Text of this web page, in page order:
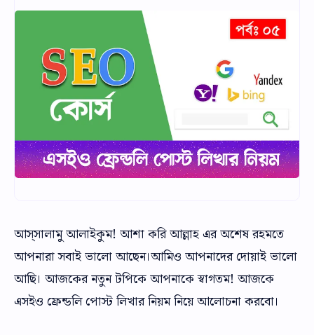
আস্‌সালামু আলাইকুম! আশা করি আল্লাহ এর অশেষ রহমতে
আপনারা সবাই ভালো আছেন।আমিও আপনাদের দোয়াই ভালো
আছি। আজকের নতুন টপিকে আপনাকে স্বাগতম! আজকে
এসইও ফ্রেন্ডলি পোস্ট লিখার নিয়ম নিয়ে আলোচনা করবো।